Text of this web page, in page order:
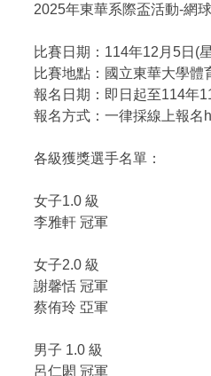
2025年東華系際盃活動-網
比賽日期：114年12月5日(
比賽地點：國立東華大學體
報名日期：即日起至114年
報名方式：一律採線上報名
各級獲獎選手名單：
女子1.0 級
李雅軒 冠軍
女子2.0 級
謝馨恬 冠軍
蔡侑玲 亞軍
男子 1.0 級
呂仁閎 冠軍